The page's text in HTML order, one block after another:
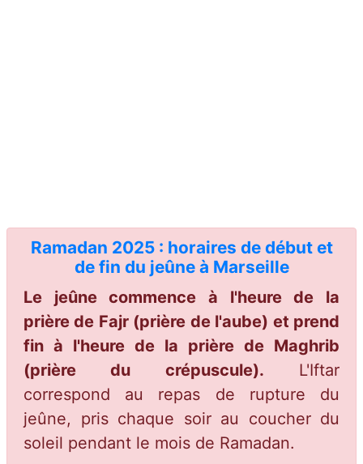
Ramadan 2025 : horaires de début et
de fin du jeûne à Marseille
Le jeûne commence à l'heure de la
prière de Fajr (prière de l'aube) et prend
fin à l'heure de la prière de Maghrib
(prière du crépuscule). L'Iftar
correspond au repas de rupture du
jeûne, pris chaque soir au coucher du
soleil pendant le mois de Ramadan.